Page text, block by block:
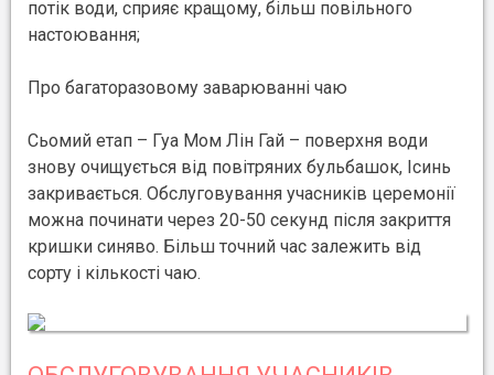
потік води, сприяє кращому, більш повільного
настоювання;
Про багаторазовому заварюванні чаю
Сьомий етап – Гуа Мом Лін Гай – поверхня води
знову очищується від повітряних бульбашок, Ісинь
закривається. Обслуговування учасників церемонії
можна починати через 20-50 секунд після закриття
кришки синяво. Більш точний час залежить від
сорту і кількості чаю.